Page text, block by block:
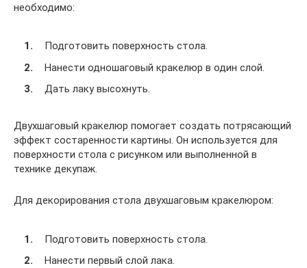
необходимо:
Подготовить поверхность стола.
Нанести одношаговый кракелюр в один слой.
Дать лаку высохнуть.
Двухшаговый кракелюр помогает создать потрясающий
эффект состаренности картины. Он используется для
поверхности стола с рисунком или выполненной в
технике декупаж.
Для декорирования стола двухшаговым кракелюром:
Подготовить поверхность стола.
Нанести первый слой лака.